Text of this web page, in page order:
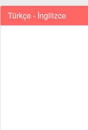
Türkçe - İngilizce